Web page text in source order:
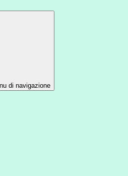
di navigazione